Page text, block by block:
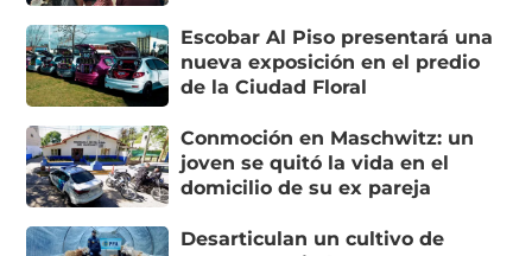
Escobar Al Piso presentará una
nueva exposición en el predio
de la Ciudad Floral
Conmoción en Maschwitz: un
joven se quitó la vida en el
domicilio de su ex pareja
Desarticulan un cultivo de